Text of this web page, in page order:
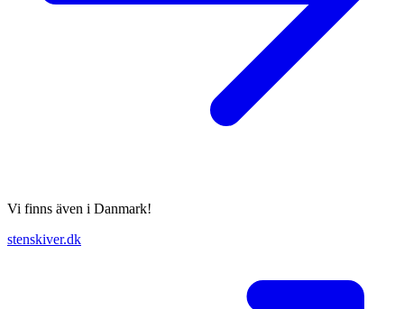
Vi finns även i Danmark!
stenskiver.dk